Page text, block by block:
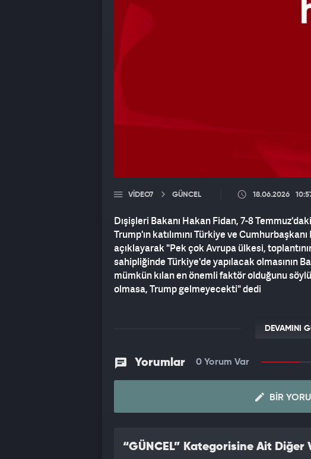
VIDEO7 GÜNCEL 18.06.2026
Dışişleri Bakanı Hakan Fidan, 7-8
Trump'ın katılımını Türkiye ve
açıklayarak "Pek çok Avrupa ülkesi,
sahipliğinde Türkiye'de yapılacak olmasının
mümkün kılan en önemli faktör olduğunu
olmasa, Trump gelmeyecekti" dedi
DEVAMINI
Yorumlar 0 Yorum Var
BIR
“GÜNCEL” Kategorisine Ait Diğer